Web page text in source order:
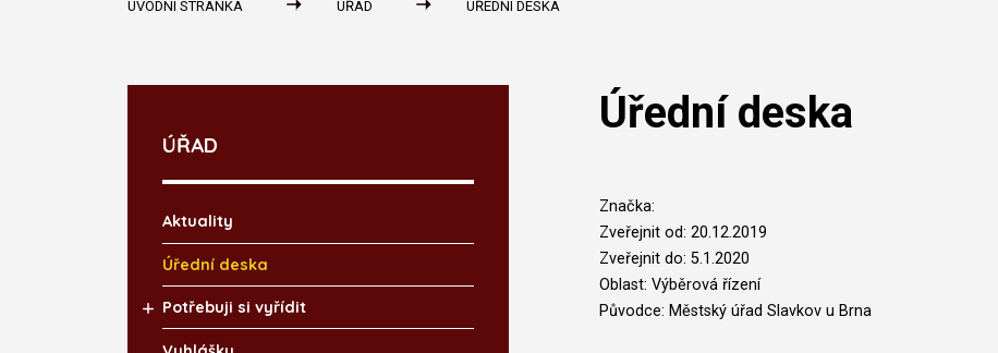
ÚVODNÍ STRÁNKA ÚŘAD ÚŘEDNÍ DESKA
Úřední deska
Značka:
Zveřejnit od: 20.12.2019
Zveřejnit do: 5.1.2020
Oblast: Výběrová řízení
Původce: Městský úřad Slavkov u Brna
ÚŘAD
Aktuality
Úřední deska
Potřebuji si vyřídit